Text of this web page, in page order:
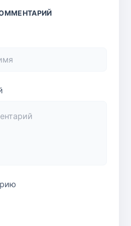
начинку, эта кислинка
не понятно когда